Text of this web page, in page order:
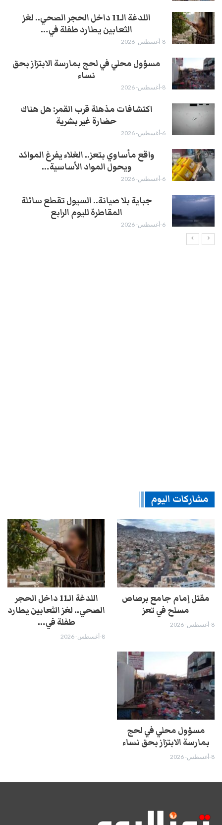
اللدغة الـ11 داخل الحجر الصحي.. لغز
الثعابين يطارد طفلة في…
8-أغسطس- 2026
مسؤول محلي في لحج بمارسة الابتزاز بحق
نساء
8-أغسطس- 2026
اكتشافات مذهلة قرب القمر: هل هناك
حضارة غير بشرية
6-أغسطس- 2026
واقع مأساوي بتعز.. الغلاء يفرغ الموائد
ويحول المواد الأساسية…
6-أغسطس- 2026
جباية بلا صيانة.. السيول تقطع سائلة
المقاطرة لليوم الرابع
6-أغسطس- 2026
مشاركات اليوم
مقتل إمام جامع برصاص
مسلح في تعز
8-أغسطس- 2026
اللدغة الـ11 داخل الحجر
الصحي.. لغز الثعابين يطارد
طفلة في…
8-أغسطس- 2026
مسؤول محلي في لحج
بمارسة الابتزاز بحق نساء
8-أغسطس- 2026